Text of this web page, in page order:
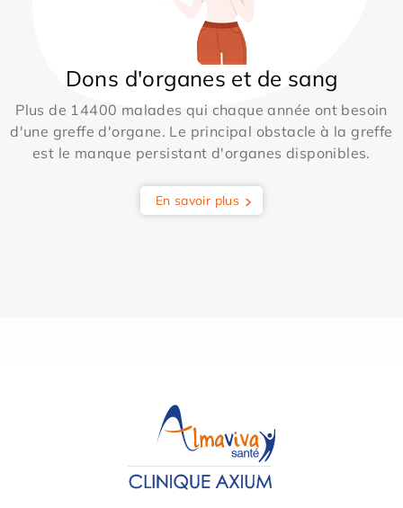
Dons d'organes et de sang
Plus de 14400 malades qui chaque année ont besoin
d'une greffe d'organe. Le principal obstacle à la greffe
est le manque persistant d'organes disponibles.
En savoir plus